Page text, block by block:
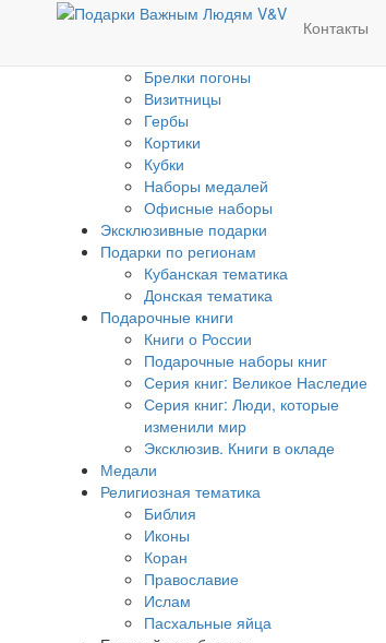
Контакты
Изделия с Государственной
Брелки погоны
Визитницы
Гербы
Кортики
Кубки
Наборы медалей
Офисные наборы
Эксклюзивные подарки
Подарки по регионам
Кубанская тематика
Донская тематика
Подарочные книги
Книги о России
Подарочные наборы книг
Серия книг: Великое Наследие
Серия книг: Люди, которые
изменили мир
Эксклюзив. Книги в окладе
Медали
Религиозная тематика
Библия
Иконы
Коран
Православие
Ислам
Пасхальные яйца